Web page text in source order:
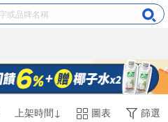
上架時間↓ 圖表 篩選